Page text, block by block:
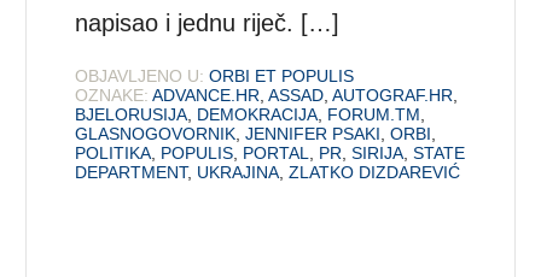
napisao i jednu riječ. […]
OBJAVLJENO U: ORBI ET POPULIS
OZNAKE: ADVANCE.HR ,ASSAD ,AUTOGRAF.HR
BJELORUSIJA DEMOKRACIJA FORUM.TM
GLASNOGOVORNIK ,JENNIFER PSAKI ,ORBI
POLITIKA POPULIS PORTAL PR ,SIRIJA ,STATE
DEPARTMENT, UKRAJINA ,ZLATKO DIZDAREVIĆ